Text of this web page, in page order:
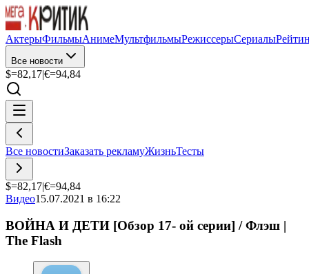
АктерыФильмыАнимеМультфильмыРежиссерыСериалы
Все новости
$=82,17|€=94,84
Все новостиЗаказать рекламуЖизньТесты
$=82,17|€=94,84
Видео15.07.2021 в 16:22
ВОЙНА И ДЕТИ [Обзор 17- ой серии] / Флэш |
The Flash